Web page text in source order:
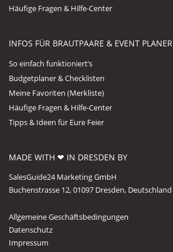
Häufige Fragen & Hilfe-Center
INFOS FÜR BRAUTPAARE & EVENT PLANER
So einfach funktioniert’s
Budgetplaner & Checklisten
Meine Favoriten (Merkliste)
Häufige Fragen & Hilfe-Center
Tipps & Ideen für Eure Feier
MADE WITH ❤ IN DRESDEN BY
SalesGuide24 Marketing GmbH
Buchenstrasse 12, 01097 Dresden, Deutschland
Allgemeine Geschäftsbedingungen
Datenschutz
Impressum